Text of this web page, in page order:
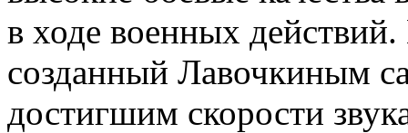
в ходе военных
созданный Лавочкиным
достигшим скорости